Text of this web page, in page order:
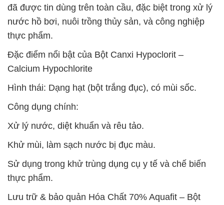
đã được tin dùng trên toàn cầu, đặc biệt trong xử lý
nước hồ bơi, nuôi trồng thủy sản, và công nghiệp
thực phẩm.
Đặc điểm nổi bật của Bột Canxi Hypoclorit –
Calcium Hypochlorite
Hình thái: Dạng hạt (bột trắng đục), có mùi sốc.
Công dụng chính:
Xử lý nước, diệt khuẩn và rêu tảo.
Khử mùi, làm sạch nước bị đục màu.
Sử dụng trong khử trùng dụng cụ y tế và chế biến
thực phẩm.
Lưu trữ & bảo quản Hóa Chất 70% Aquafit – Bột